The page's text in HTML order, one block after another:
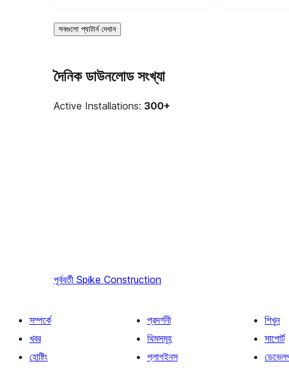
সবগুলো প্যাটার্ন দেখান
দৈনিক ডাউনলোড সংখ্যা
Active Installations: 300+
পূর্ববর্তী Spike Construction
সম্পর্কে
খবর
হোষ্টিং
প্রদর্শনী
থিমসমূহ
প্লাগইনস
শিখুন
সাপোর্ট